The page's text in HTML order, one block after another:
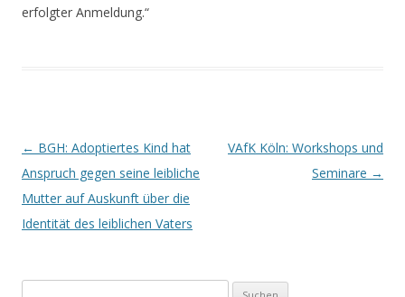
erfolgter Anmeldung.“
Beitrags-
Navigation
← BGH: Adoptiertes Kind hat
Anspruch gegen seine leibliche
Mutter auf Auskunft über die
Identität des leiblichen Vaters
VAfK Köln: Workshops und
Seminare →